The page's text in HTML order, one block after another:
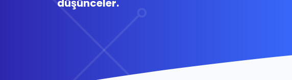
düşünceler.